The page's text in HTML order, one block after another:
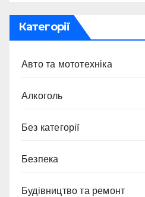
Категорії
Авто та мототехніка
Алкоголь
Без категорії
Безпека
Будівництво та ремонт